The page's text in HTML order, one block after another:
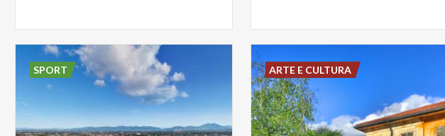
SPORT ARTE E CULTURA